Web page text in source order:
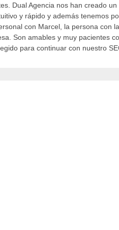
Dual Agencia nos han creado
y rápido y además tenemos
con Marcel, la persona con
Son amables y muy pacientes
para continuar con nuestro